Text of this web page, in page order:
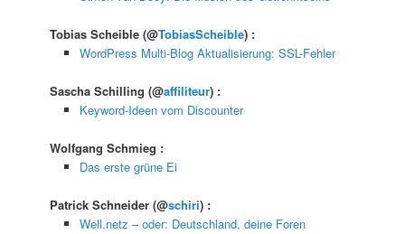
Tobias Scheible(@TobiasScheible) :
WordPress Multi-Blog Aktualisierung: SSL-Fehler
Sascha Schilling(@affiliteur) :
Keyword-Ideen vom Discounter
Wolfgang Schmieg :
Das erste grüne Ei
Patrick Schneider(@schiri) :
Well.netz – oder: Deutschland, deine Foren